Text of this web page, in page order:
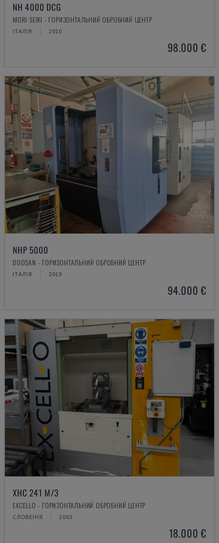
NH 4000 DCG
MORI SEIKI - ГОРИЗОНТАЛЬНИЙ ОБРОБНИЙ ЦЕНТР
ІТАЛІЯ 2010
98.000 €
NHP 5000
DOOSAN - ГОРИЗОНТАЛЬНИЙ ОБРОБНИЙ ЦЕНТР
ІТАЛІЯ 2019
94.000 €
XHC 241 M/3
EXCELLO - ГОРИЗОНТАЛЬНИЙ ОБРОБНИЙ ЦЕНТР
СЛОВЕНІЯ 2003
18.000 €